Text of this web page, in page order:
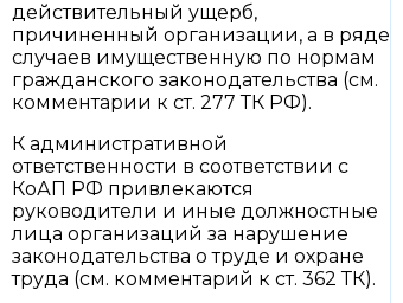
действительный ущерб,
причиненный организации, а в ряде
случаев имущественную по нормам
гражданского законодательства (см.
комментарии к ст. 277 ТК РФ).
К административной
ответственности в соответствии с
КоАП РФ привлекаются
руководители и иные должностные
лица организаций за нарушение
законодательства о труде и охране
труда (см. комментарий к ст. 362 ТК).